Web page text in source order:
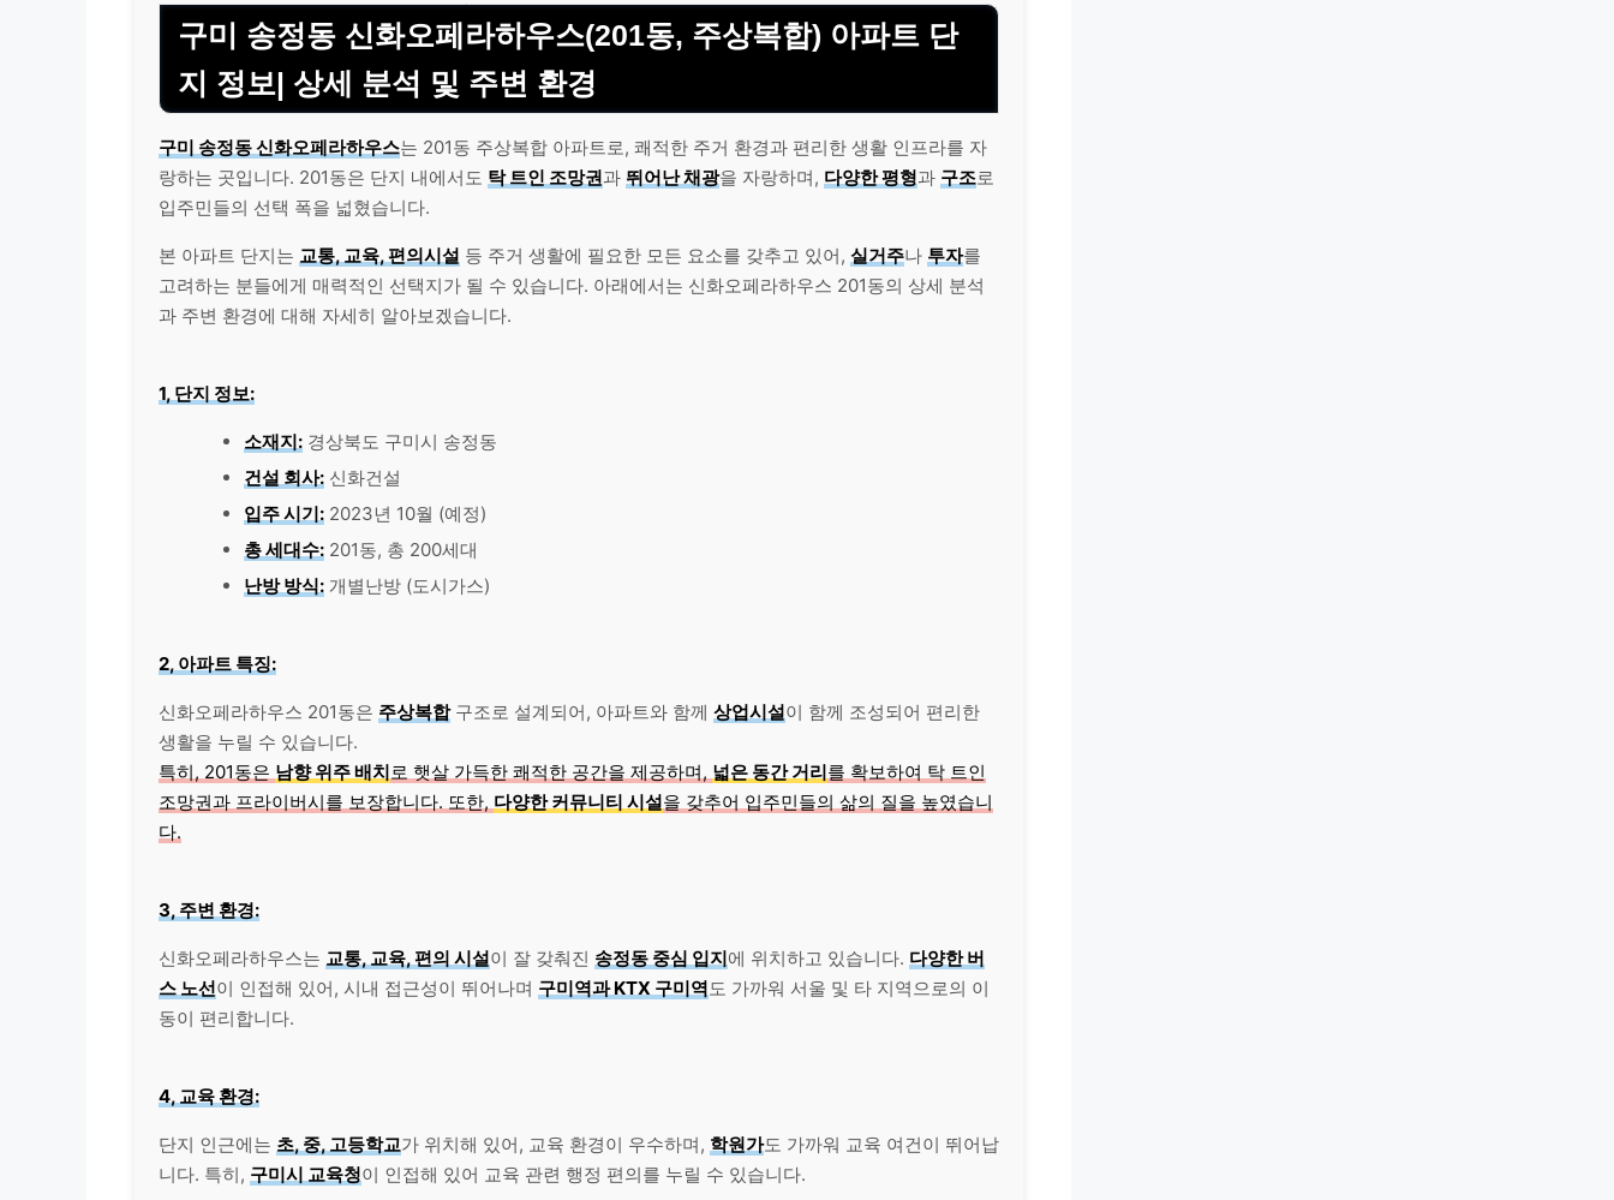
구미 송정동 신화오페라하우스(201동, 주상복합) 아파트 단
지 정보| 상세 분석 및 주변 환경
구미 송정동 신화오페라하우스는 201동 주상복합 아파트로, 쾌적한 주거 환경과 편리한 생활 인프라를 자
랑하는 곳입니다. 201동은 단지 내에서도 탁 트인 조망권과 뛰어난 채광을 자랑하며, 다양한 평형과 구조로
입주민들의 선택 폭을 넓혔습니다.
본 아파트 단지는 교통, 교육, 편의시설 등 주거 생활에 필요한 모든 요소를 갖추고 있어, 실거주나 투자를
고려하는 분들에게 매력적인 선택지가 될 수 있습니다. 아래에서는 신화오페라하우스 201동의 상세 분석
과 주변 환경에 대해 자세히 알아보겠습니다.
1, 단지 정보:
소재지: 경상북도 구미시 송정동
건설 회사: 신화건설
입주 시기: 2023년 10월 (예정)
총 세대수: 201동, 총 200세대
난방 방식: 개별난방 (도시가스)
2, 아파트 특징:
신화오페라하우스 201동은 주상복합구조로 설계되어, 아파트와 함께 상업시설이 함께 조성되어 편리한
생활을 누릴 수 있습니다.
특히, 201동은 남향 위주 배치로 햇살 가득한 쾌적한 공간을 제공하며, 넓은 동간 거리를 확보하여 탁 트인
조망권과 프라이버시를 보장합니다. 또한, 다양한 커뮤니티 시설을 갖추어 입주민들의 삶의 질을 높였습니
다.
3, 주변 환경:
신화오페라하우스는 교통, 교육, 편의 시설이 잘 갖춰진 송정동 중심 입지에 위치하고 있습니다. 다양한 버
스 노선이 인접해 있어, 시내 접근성이 뛰어나며 구미역과 KTX 구미역도 가까워 서울 및 타 지역으로의 이
동이 편리합니다.
4, 교육 환경:
단지 인근에는 초, 중, 고등학교가 위치해 있어, 교육 환경이 우수하며, 학원가도 가까워 교육 여건이 뛰어납
니다. 특히, 구미시 교육청이 인접해 있어 교육 관련 행정 편의를 누릴 수 있습니다.